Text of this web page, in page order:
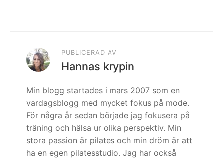
PUBLICERAD AV
Hannas krypin
Min blogg startades i mars 2007 som en
vardagsblogg med mycket fokus på mode.
För några år sedan började jag fokusera på
träning och hälsa ur olika perspektiv. Min
stora passion är pilates och min dröm är att
ha en egen pilatesstudio. Jag har också